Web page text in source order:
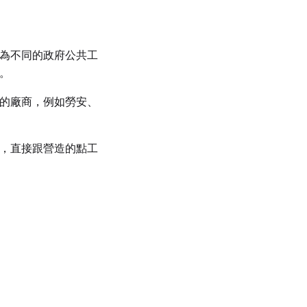
不同的政府公共工
廠商，例如勞安、
直接跟營造的點工